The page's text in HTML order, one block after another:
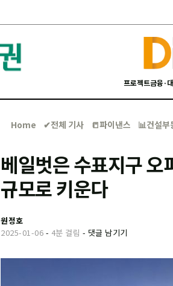
프로젝트금융·
Home ✔︎전체 기사 📒파이낸스 📊건설부
베일벗은 수표지구
규모로 키운다
원정호
2025-01-06 - 4분 걸림 - 댓글 남기기